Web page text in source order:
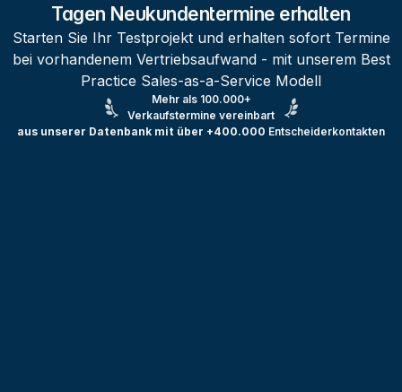
Tagen Neukundentermine erhalten
Starten Sie Ihr Testprojekt und erhalten sofort Termine
bei vorhandenem Vertriebsaufwand - mit unserem Best
Practice Sales-as-a-Service Modell
Mehr als 100.000+
Verkaufstermine vereinbart
aus unserer Datenbank mit über +400.000 Entscheiderkontakten